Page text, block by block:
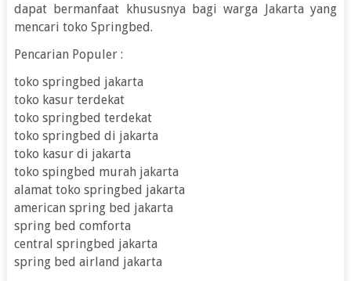
dapat bermanfaat khususnya bagi warga Jakarta yang
mencari toko Springbed.
Pencarian Populer :
toko springbed jakarta
toko kasur terdekat
toko springbed terdekat
toko springbed di jakarta
toko kasur di jakarta
toko spingbed murah jakarta
alamat toko springbed jakarta
american spring bed jakarta
spring bed comforta
central springbed jakarta
spring bed airland jakarta